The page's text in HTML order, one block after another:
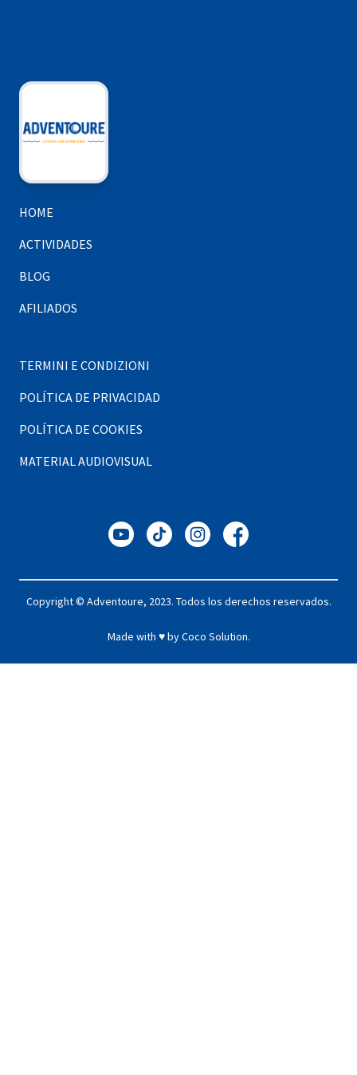
HOME
ACTIVIDADES
BLOG
AFILIADOS
TERMINI E CONDIZIONI
POLÍTICA DE PRIVACIDAD
POLÍTICA DE COOKIES
MATERIAL AUDIOVISUAL
Copyright © Adventoure, 2023. Todos los derechos reservados.
Made with ♥ byCoco Solution.